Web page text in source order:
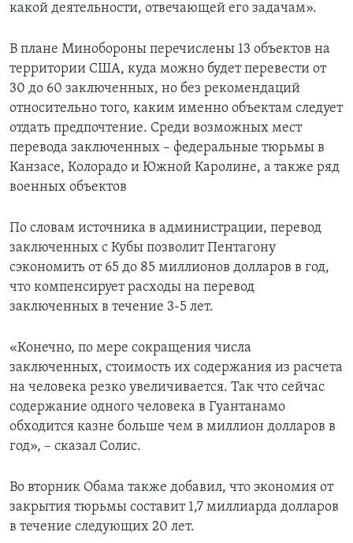
какой деятельности, отвечающей его задачам».
В плане Минобороны перечислены 13 объектов на
территории США, куда можно будет перевести от
30 до 60 заключенных, но без рекомендаций
относительно того, каким именно объектам следует
отдать предпочтение. Среди возможных мест
перевода заключенных – федеральные тюрьмы в
Канзасе, Колорадо и Южной Каролине, а также ряд
военных объектов
По словам источника в администрации, перевод
заключенных с Кубы позволит Пентагону
сэкономить от 65 до 85 миллионов долларов в год,
что компенсирует расходы на перевод
заключенных в течение 3-5 лет.
«Конечно, по мере сокращения числа
заключенных, стоимость их содержания из расчета
на человека резко увеличивается. Так что сейчас
содержание одного человека в Гуантанамо
обходится казне больше чем в миллион долларов в
год», – сказал Солис.
Во вторник Обама также добавил, что экономия от
закрытия тюрьмы составит 1,7 миллиарда долларов
в течение следующих 20 лет.